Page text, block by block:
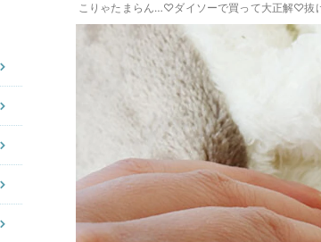
こりゃたまらん…♡ダイソーで買って大正解♡抜